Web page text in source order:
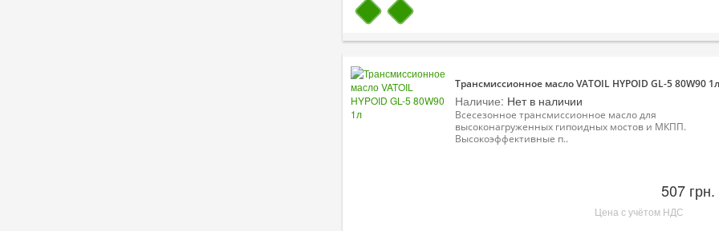
Трансмиссионное масло VATOIL HYPOID GL-5 80W90 1л
Наличие: Нет в наличии
Всесезонное трансмиссионное масло для
высоконагруженных гипоидных мостов и МКПП.
Высокоэффективные п..
507 грн.
Цена с учётом НДС